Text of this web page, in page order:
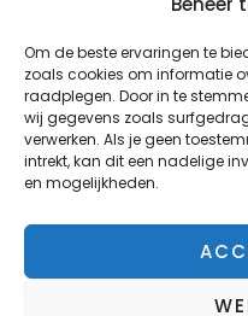
Om de beste ervaringen te
zoals cookies om informatie
raadplegen. Door in te
wij gegevens zoals
verwerken. Als je geen
intrekt, kan dit een nadelige
en mogelijkheden.
Copyright © 2026